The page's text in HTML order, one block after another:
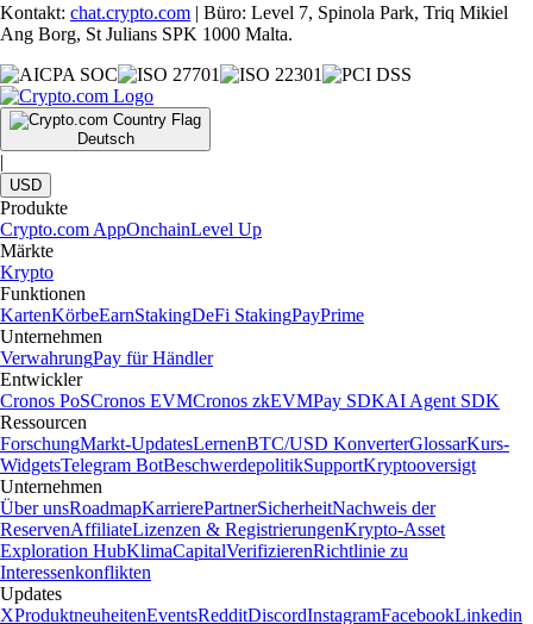
Kontakt: chat.crypto.com | Büro: Level 7, Spinola Park, Triq Mikiel
Ang Borg, St Julians SPK 1000 Malta.
Deutsch
|
USD
Produkte
Crypto.com AppOnchainLevel Up
Märkte
Krypto
Funktionen
KartenKörbeEarnStakingDeFi StakingPayPrime
Unternehmen
VerwahrungPay für Händler
Entwickler
Cronos PoSCronos EVMCronos zkEVMPay SDKAI Agent SDK
Ressourcen
ForschungMarkt-UpdatesLernenBTC/USD KonverterGlossarKurs-
WidgetsTelegram BotBeschwerdepolitikSupportKryptooversigt
Unternehmen
Über unsRoadmapKarrierePartnerSicherheitNachweis der
ReservenAffiliateLizenzen & RegistrierungenKrypto-Asset
Exploration HubKlimaCapitalVerifizierenRichtlinie zu
Interessenkonflikten
Updates
XProduktneuheitenEventsRedditDiscordInstagramFacebookLinkedin